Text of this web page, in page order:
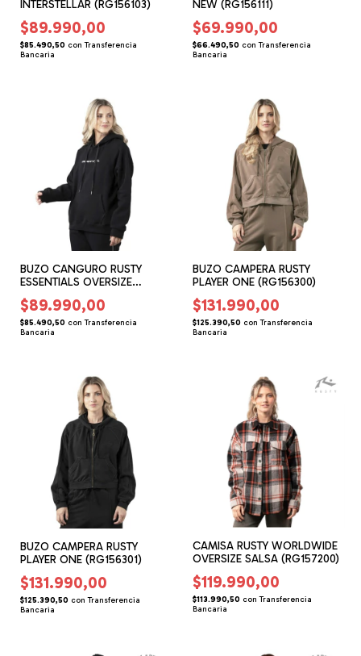
INTERSTELLAR (RG156103)
$89.990,00
$85.490,50 con Transferencia
Bancaria
NEW (RG156111)
$69.990,00
$66.490,50 con Transferencia
Bancaria
BUZO CANGURO RUSTY
ESSENTIALS OVERSIZE
(RG156204)
$89.990,00
$85.490,50 con Transferencia
Bancaria
BUZO CAMPERA RUSTY
PLAYER ONE (RG156300)
$131.990,00
$125.390,50 con Transferencia
Bancaria
BUZO CAMPERA RUSTY
PLAYER ONE (RG156301)
$131.990,00
$125.390,50 con Transferencia
Bancaria
CAMISA RUSTY WORLDWIDE
OVERSIZE SALSA (RG157200)
$119.990,00
$113.990,50 con Transferencia
Bancaria